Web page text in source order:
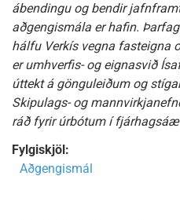
ábendingu og bendir
aðgengismála er hafin.
hálfu Verkís vegna fasteigna
er umhverfis- og eignasvið
úttekt á gönguleiðum og
Skipulags- og
ráð fyrir úrbótum í
Fylgiskjöl:
Aðgengismál